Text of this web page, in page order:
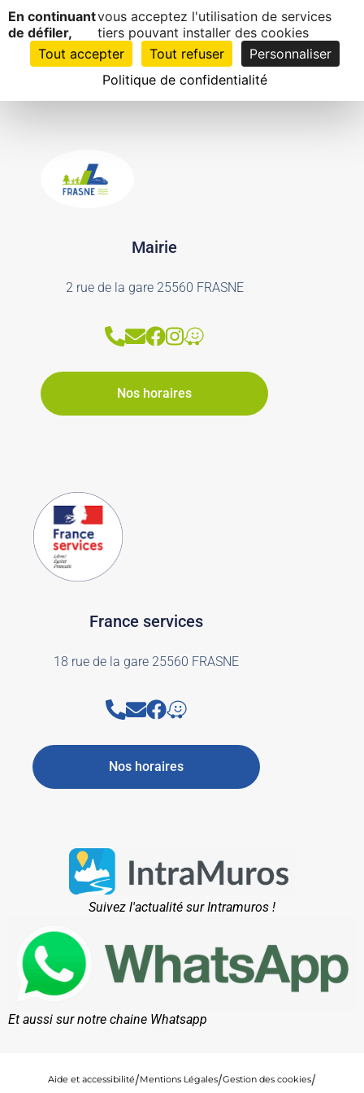
1EN
CLIC
Composteur collectif
Mairie
2 rue de la gare 25560 FRASNE
Nos horaires
France services
18 rue de la gare 25560 FRASNE
Nos horaires
Suivez l'actualité sur Intramuros !
Et aussi sur notre chaine Whatsapp
Aide et accessibilité Mentions Légales Gestion des cookies
Panneau de gestion des cookies
En continuant
de défiler,
vous acceptez l'utilisation de services
tiers pouvant installer des cookies
Tout accepter
Tout refuser
Personnaliser
Politique de confidentialité